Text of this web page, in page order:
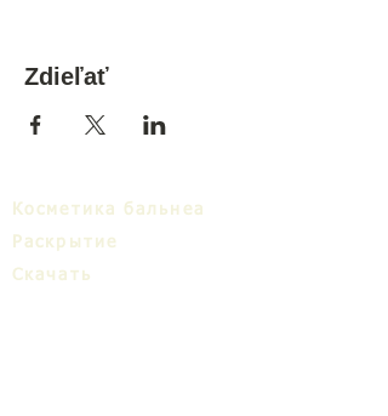
Zdieľať
Косметика бальнеа
Раскрытие
Cкачать